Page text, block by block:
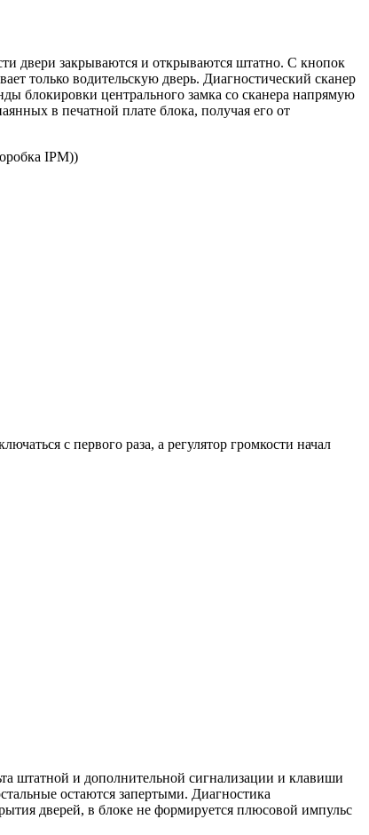
двери закрываются и открываются штатно. С кнопок
только водительскую дверь. Диагностический сканер
блокировки центрального замка со сканера напрямую
в печатной плате блока, получая его от
IPM))
с первого раза, а регулятор громкости начал
штатной и дополнительной сигнализации и клавиши
остаются запертыми. Диагностика
дверей, в блоке не формируется плюсовой импульс